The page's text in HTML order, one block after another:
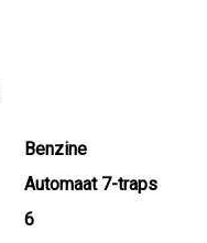
Benzine
Automaat 7-traps
6